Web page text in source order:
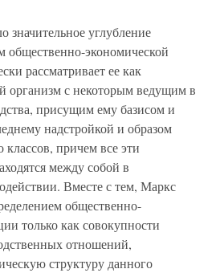
значительное углубление
экономической
рассматривает ее как
организм с некоторым ведущим в
присущим ему базисом и
надстройкой и образом
причем все эти
между собой в
Вместе с тем, Маркс
общественно-
только как совокупности
отношений,
структуру данного